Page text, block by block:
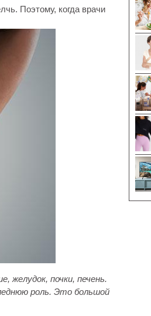
Поэтому, когда врачи
желудок, почки, печень.
роль. Это большой